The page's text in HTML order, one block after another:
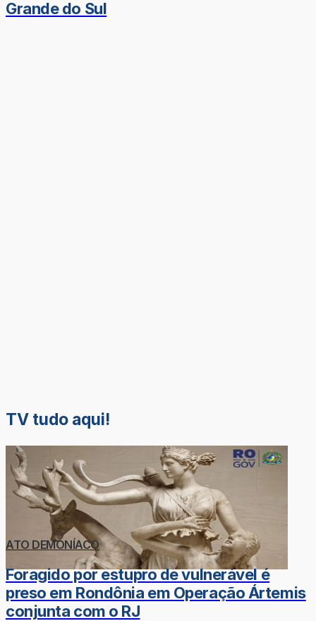
Grande do Sul
TV tudo aqui!
ATO DEMONÍACO
Foragido por estupro de vulnerável é
preso em Rondônia em Operação Ártemis
conjunta com o RJ